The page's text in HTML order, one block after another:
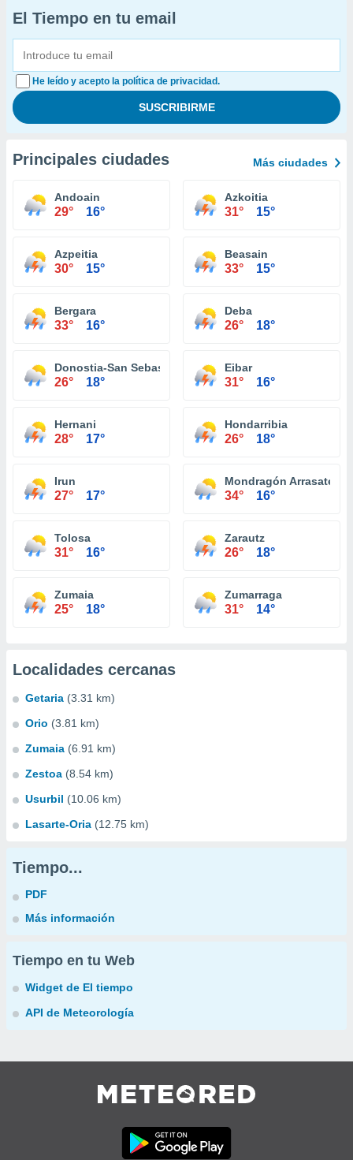
El Tiempo en tu email
He leído y acepto la política de privacidad.
Principales ciudades Más ciudades
Andoain
29° 16°
Azkoitia
31° 15°
Azpeitia
30° 15°
Beasain
33° 15°
Bergara
33° 16°
Deba
26° 18°
Donostia-San Sebastián
26° 18°
Eibar
31° 16°
Hernani
28° 17°
Hondarribia
26° 18°
Irun
27° 17°
Mondragón Arrasate
34° 16°
Tolosa
31° 16°
Zarautz
26° 18°
Zumaia
25° 18°
Zumarraga
31° 14°
Localidades cercanas
Getaria (3.31 km)
Orio (3.81 km)
Zumaia (6.91 km)
Zestoa (8.54 km)
Usurbil (10.06 km)
Lasarte-Oria (12.75 km)
Tiempo...
PDF
Más información
Tiempo en tu Web
Widget de El tiempo
API de Meteorología